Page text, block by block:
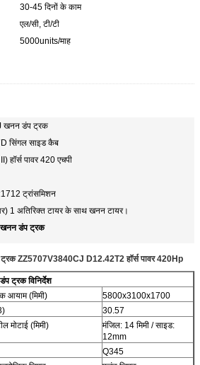
30-45 दिनों के काम
एल/सी, टी/टी
5000units/माह
खनन डंप ट्रक
सिंगल साइड कैब
हॉर्स पावर 420 एचपी
ट्रांसमिशन
1 अतिरिक्त टायर के साथ खनन टायर।
खनन डंप ट्रक
ZZ5707V3840CJ D12.42T2 हॉर्स पावर 420Hp
ट्रक विनिर्देश
आयाम (मिमी)
5800x3100x1700
30.57
मोटाई (मिमी)
मंजिल: 14 मिमी / साइड:
12mm
Q345